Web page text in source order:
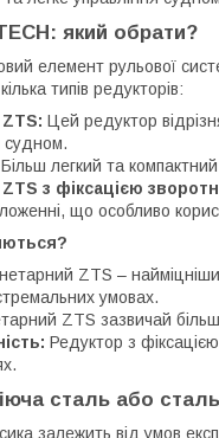
який обрати?
елемент рульової
типів редукторів:
Цей редуктор
судном.
Більш легкий та
з фіксацією
що особливо
ZTS –
умовах.
ZTS зазвичай
Редуктор з
сталь або
залежить від умов